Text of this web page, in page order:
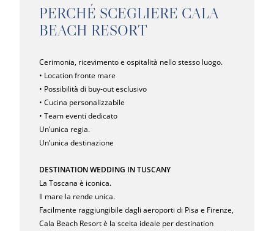
PERCHÉ SCEGLIERE CALA
BEACH RESORT
Cerimonia, ricevimento e ospitalità nello stesso luogo.
• Location fronte mare
• Possibilità di buy-out esclusivo
• Cucina personalizzabile
• Team eventi dedicato
Un’unica regia.
Un’unica destinazione
DESTINATION WEDDING IN TUSCANY
La Toscana è iconica.
Il mare la rende unica.
Facilmente raggiungibile dagli aeroporti di Pisa e Firenze,
Cala Beach Resort è la scelta ideale per destination